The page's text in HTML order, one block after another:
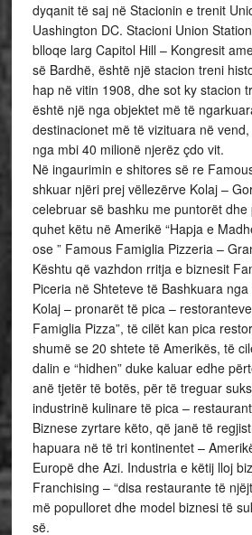
dyqanit të saj në Stacionin e trenit
Uashington DC. Stacioni Union
blloqe larg Capitol Hill – Kongresit
së Bardhë, është një stacion treni
hap në vitin 1908, dhe sot ky stacion
është një nga objektet më të
destinacionet më të vizituara në
nga mbi 40 milionë njerëz çdo vit.
Në ingaurimin e shitores së re
shkuar njëri prej vëllezërve Kolaj –
celebruar së bashku me puntorët
quhet këtu në Amerikë “Hapja e
ose ” Famous Famiglia Pizzeria –
Kështu që vazhdon rritja e biznesit
Piceria në Shteteve të Bashkuara
Kolaj – pronarët të pica –
Famiglia Pizza”, të cilët kan pica
shumë se 20 shtete të Amerikës, të
dalin e “hidhen” duke kaluar edhe
anë tjetër të botës, për të treguar
industrinë kulinare të pica –
Biznese zyrtare këto, që janë të
hapuara në të tri kontinentet –
Europë dhe Azi. Industria e këtij lloj
Franchising – “disa restaurante të
më populloret dhe model biznesi të
së.